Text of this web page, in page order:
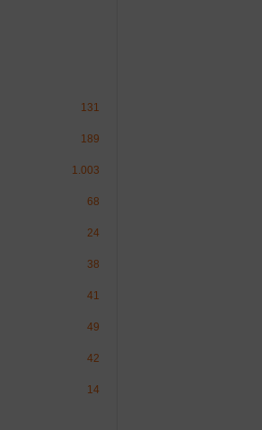
131
189
1.003
68
24
38
41
49
42
14